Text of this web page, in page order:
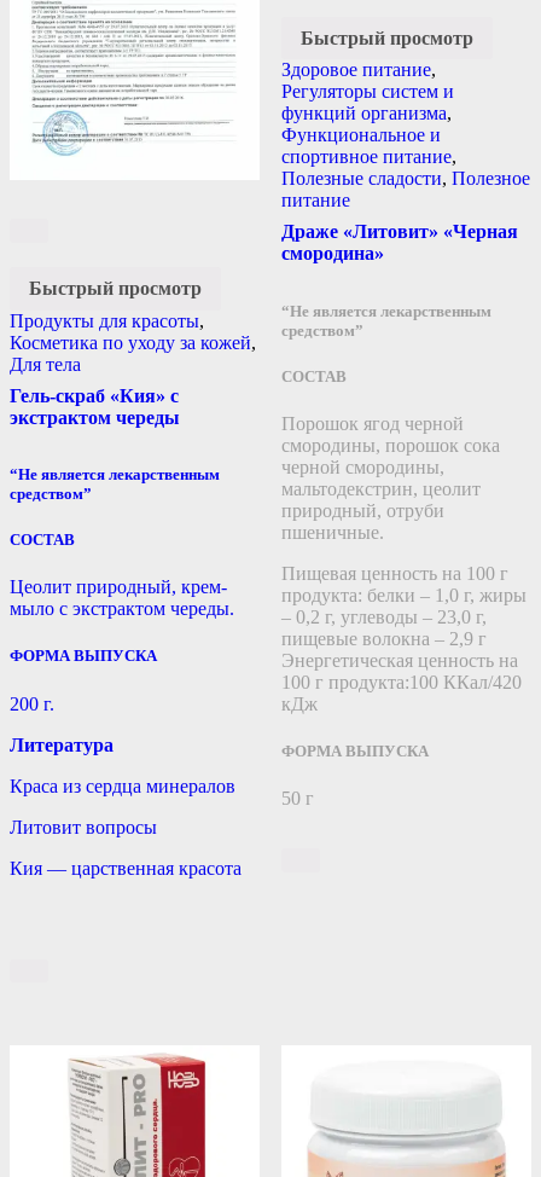
Быстрый просмотр
Продукты для красоты,
Косметика по уходу за кожей,
Для тела
Гель-скраб «Кия» с
экстрактом череды
“Не является лекарственным
средством”
СОСТАВ
Цеолит природный, крем-
мыло с экстрактом череды.
ФОРМА ВЫПУСКА
200 г.
Литература
Краса из сердца минералов
Литовит вопросы
Кия — царственная красота
Быстрый просмотр
Здоровое питание,
Регуляторы систем и
функций организма,
Функциональное и
спортивное питание,
Полезные сладости, Полезное
питание
Драже «Литовит» «Черная
смородина»
“Не является лекарственным
средством”
СОСТАВ
Порошок ягод черной
смородины, порошок сока
черной смородины,
мальтодекстрин, цеолит
природный, отруби
пшеничные.
Пищевая ценность на 100 г
продукта: белки – 1,0 г, жиры
– 0,2 г, углеводы – 23,0 г,
пищевые волокна – 2,9 г
Энергетическая ценность на
100 г продукта:100 ККал/420
кДж
ФОРМА ВЫПУСКА
50 г